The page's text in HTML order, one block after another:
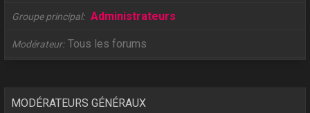
Groupe principal Administrateurs
Modérateur Tous les forums
MODÉRATEURS GÉNÉRAUX